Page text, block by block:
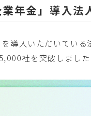
年金」導入法
を導入いただいてい
社を突破しまし